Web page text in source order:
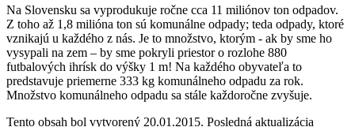
Na Slovensku sa vyprodukuje ročne cca 11 miliónov ton odpadov.
Z toho až 1,8 milióna ton sú komunálne odpady; teda odpady, ktoré
vznikajú u každého z nás. Je to množstvo, ktorým - ak by sme ho
vysypali na zem – by sme pokryli priestor o rozlohe 880
futbalových ihrísk do výšky 1 m! Na každého obyvateľa to
predstavuje priemerne 333 kg komunálneho odpadu za rok.
Množstvo komunálneho odpadu sa stále každoročne zvyšuje.
Tento obsah bol vytvorený 20.01.2015. Posledná aktualizácia